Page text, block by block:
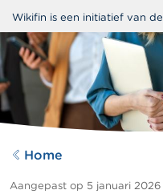
Overslaan
en
naar
de
inhoud
gaan
Wikifin is een initiatief van de
Home
Aangepast op 5 januari 2026